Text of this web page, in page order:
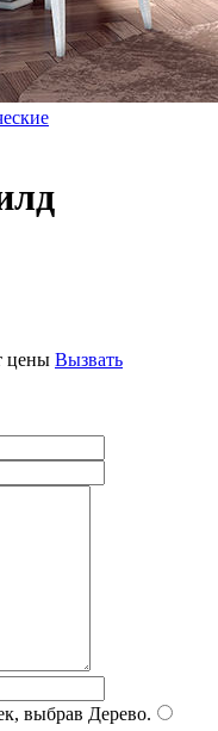
цены Вызвать
выбрав Дерево.